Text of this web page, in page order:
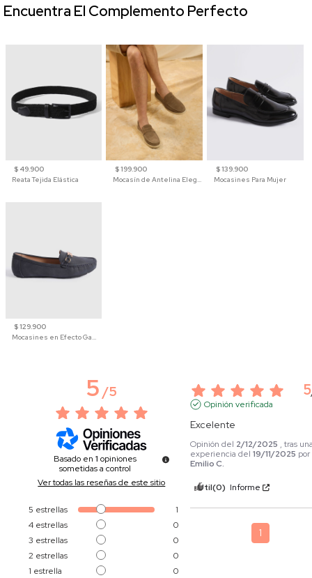
$ 49.900
Reata Tejida Elástica
$ 199.900
Mocasín de Antelina Elegante con Suela de Contraste Para Hombre
$ 139.900
Mocasines Para Mujer
$ 129.900
Mocasines en Efecto Gamuzado Para Mujer
Encuentra El Complemento Perfecto
5/5
Basado en1 opiniones
sometidas a control
Ver todas las reseñas de este sitio
5 estrellas
1
4 estrellas
0
3 estrellas
0
2 estrellas
0
1 estrella 0
5
Opinión verificada
Excelente
Opinión del 2/12/2025 , tras
experiencia del19/11/2025 por
Emilio C.
Útil(0) Informe
1